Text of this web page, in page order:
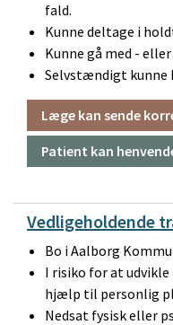
fald.
Kunne deltage i
Kunne gå med -
Selvstændigt kunne
Læge kan sende
Patient kan
Vedligeholdende
Bo i Aalborg
I risiko for at
hjælp til personlig
Nedsat fysisk eller